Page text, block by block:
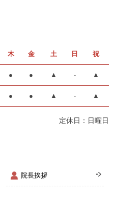
院長挨拶
木 金 土 日 祝
● ● ▲ - ▲
● ● ▲ - ▲
定休日：日曜日